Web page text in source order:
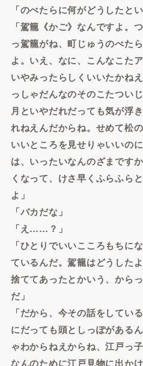
「のべたらに何がどうしたと
「駕籠《かご》なんですよ。
っ駕籠がね、町じゅうのべた
よ。いえ、なに、こんなこた
いやみったらしくいいたかね
っしゃだんなのそのこたつい
月といやだれだっても気が浮
れねえんだからね。せめて松
いいところを見せりゃいいの
は、いったいなんのざまです
くなって、けさ早くふらふら
よ」
「バカだな」
「え……？」
「ひとりでいいこころもちに
ているんだ。駕籠はどうした
捨ててあったとかいう、から
だ」
「だから、今その話をしてい
にだっても頭としっぽがある
ゃわからねえからね、江戸っ
なんのために江戸見物に出か